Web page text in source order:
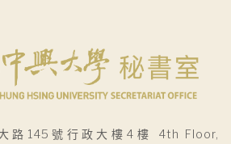
路145號行政大樓4樓 4th Floor,